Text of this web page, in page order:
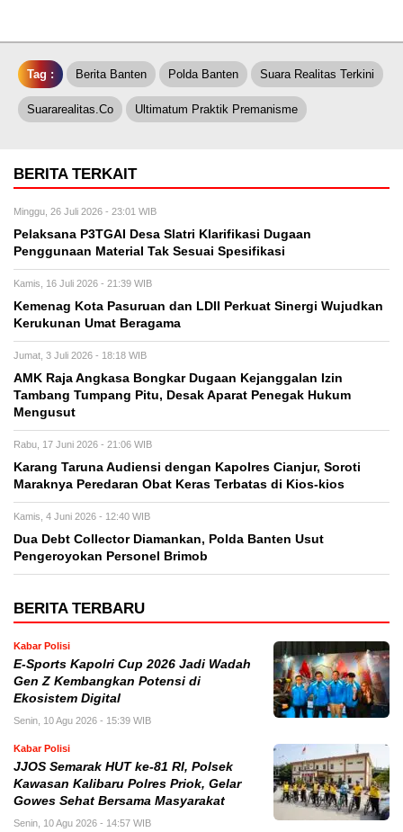
Tag : Berita Banten Polda Banten Suara Realitas Terkini
Suararealitas.co Ultimatum Praktik Premanisme
BERITA TERKAIT
Minggu, 26 Juli 2026 - 23:01 WIB
Pelaksana P3TGAI Desa Slatri Klarifikasi Dugaan
Penggunaan Material Tak Sesuai Spesifikasi
Kamis, 16 Juli 2026 - 21:39 WIB
Kemenag Kota Pasuruan dan LDII Perkuat Sinergi Wujudkan
Kerukunan Umat Beragama
Jumat, 3 Juli 2026 - 18:18 WIB
AMK Raja Angkasa Bongkar Dugaan Kejanggalan Izin
Tambang Tumpang Pitu, Desak Aparat Penegak Hukum
Mengusut
Rabu, 17 Juni 2026 - 21:06 WIB
Karang Taruna Audiensi dengan Kapolres Cianjur, Soroti
Maraknya Peredaran Obat Keras Terbatas di Kios-kios
Kamis, 4 Juni 2026 - 12:40 WIB
Dua Debt Collector Diamankan, Polda Banten Usut
Pengeroyokan Personel Brimob
BERITA TERBARU
Kabar Polisi
E-Sports Kapolri Cup 2026 Jadi Wadah
Gen Z Kembangkan Potensi di
Ekosistem Digital
Senin, 10 Agu 2026 - 15:39 WIB
Kabar Polisi
JJOS Semarak HUT ke-81 RI, Polsek
Kawasan Kalibaru Polres Priok, Gelar
Gowes Sehat Bersama Masyarakat
Senin, 10 Agu 2026 - 14:57 WIB